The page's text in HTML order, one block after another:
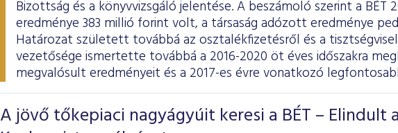
Bizottság és a könyvvizsgáló jelentése. A beszámoló szerint a BÉT
eredménye 383 millió forint volt, a társaság adózott eredménye
Határozat született továbbá az osztalékfizetésről és a
vezetősége ismertette továbbá a 2016-2020 öt éves időszakra
megvalósult eredményeit és a 2017-es évre vonatkozó
A jövő tőkepiaci nagyágyúit keresi a BÉT – Elindult a